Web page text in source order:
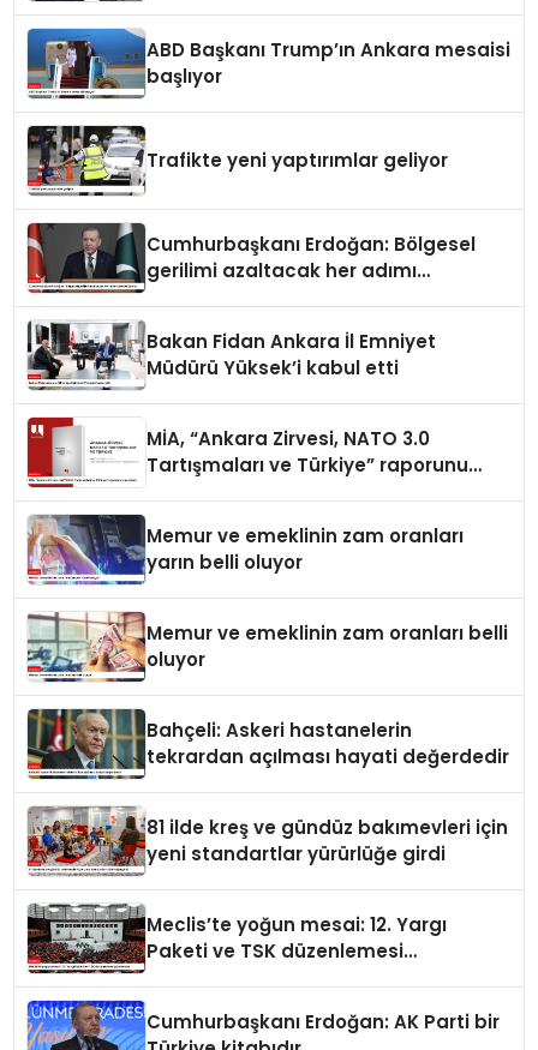
ABD Başkanı Trump’ın Ankara mesaisi
başlıyor
Trafikte yeni yaptırımlar geliyor
Cumhurbaşkanı Erdoğan: Bölgesel
gerilimi azaltacak her adımı
Bakan Fidan Ankara İl Emniyet
Müdürü Yüksek’i kabul etti
MİA, “Ankara Zirvesi, NATO 3.0
Tartışmaları ve Türkiye” raporunu
Memur ve emeklinin zam oranları
yarın belli oluyor
Memur ve emeklinin zam oranları belli
oluyor
Bahçeli: Askeri hastanelerin
tekrardan açılması hayati değerdedir
81 ilde kreş ve gündüz bakımevleri için
yeni standartlar yürürlüğe girdi
Meclis’te yoğun mesai: 12. Yargı
Paketi ve TSK düzenlemesi
Cumhurbaşkanı Erdoğan: AK Parti bir